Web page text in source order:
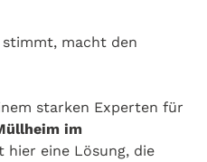
stimmt, macht den
starken Experten für
im
hier eine Lösung, die